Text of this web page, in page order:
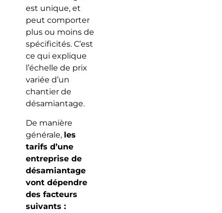
est unique, et
peut comporter
plus ou moins de
spécificités. C’est
ce qui explique
l’échelle de prix
variée d’un
chantier de
désamiantage.
De manière
générale, les
tarifs d’une
entreprise de
désamiantage
vont dépendre
des facteurs
suivants :